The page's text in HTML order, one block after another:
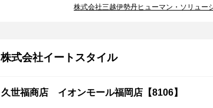
株式会社三越伊勢丹ヒューマン・ソリュ
株式会社イートスタイル
久世福商店 イオンモール福岡店【8106】